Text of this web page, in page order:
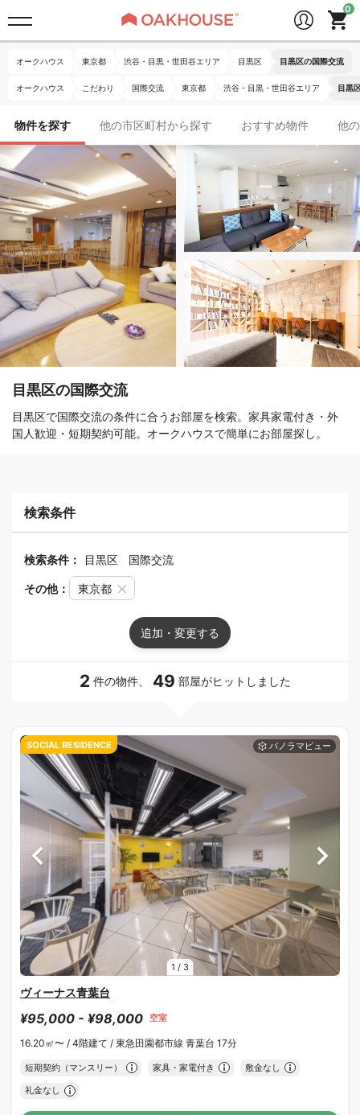
オークハウス 東京都 渋谷・目黒・世田谷エリア 目黒区 目黒区の国際交流
オークハウス こだわり 国際交流 東京都 渋谷・目黒・世田谷エリア 目黒
物件を探す 他の市区町村から探す おすすめ物件 他
目黒区の国際交流
目黒区で国際交流の条件に合うお部屋を検索。家具家電付き・外
国人歓迎・短期契約可能。オークハウスで簡単にお部屋探し。
検索条件
検索条件： 目黒区 国際交流
その他： 東京都
追加・変更する
2 件の物件、 49 部屋がヒットしました
1 / 3
SOCIAL RESIDENCE
ヴィーナス青葉台
¥95,000 - ¥98,000 空室
16.20㎡〜 / 4階建て / 東急田園都市線 青葉台 17分
短期契約（マンスリー） 家具・家電付き 敷金なし
礼金なし